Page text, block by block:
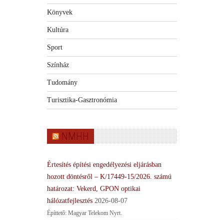
Könyvek
Kultúra
Sport
Színház
Tudomány
Turisztika-Gasztronómia
NMHH
Értesítés építési engedélyezési eljárásban
hozott döntésről – K/17449-15/2026. számú
határozat: Vekerd, GPON optikai
hálózatfejlesztés 2026-08-07
Építtető: Magyar Telekom Nyrt.